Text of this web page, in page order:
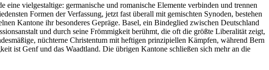
vielgestaltige: germanische und romanische Elemente verbinden und trennen
Formen der Verfassung, jetzt fast überall mit gemischten Synoden, bestehen
Kantone ihr besonderes Gepräge. Basel, ein Bindeglied zwischen Deutschland
und durch seine Frömmigkeit berühmt, die oft die größte Liberalität zeigt,
nüchterne Christentum mit heftigen prinzipiellen Kämpfen, während Bern
ist Genf und das Waadtland. Die übrigen Kantone schließen sich mehr an die